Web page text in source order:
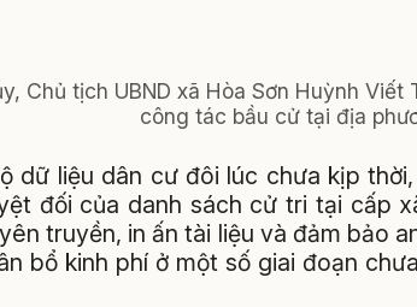
Chủ tịch UBND xã Hòa Sơn Huỳnh
công tác bầu cử tại địa
dữ liệu dân cư đôi lúc chưa kịp
đối của danh sách cử tri tại cấp
truyền, in ấn tài liệu và đảm bảo
bổ kinh phí ở một số giai đoạn